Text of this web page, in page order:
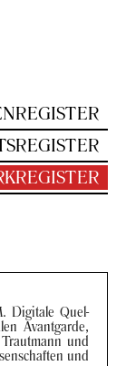
Di­gi­ta­le Quel­
Avant­gar­de,
und
und